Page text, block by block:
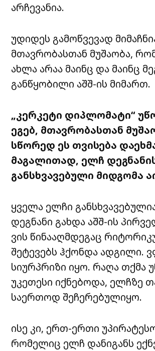
არჩევანია.
უდიდეს გამოწვევად
მთავრობასთან მუშაობა,
ახლა არაა მაინც და მაინც
განწყობილი აშშ-ის მიმართ.
„კერკეტი დიპლომატი“
ეგებ, მთავრობასთან
სწორედ ეს თვისება
მაგალითად, ელჩ
განსხვავებული მიდგომა
ყველა ელჩი
დეგნანი გახდა აშშ-ის
ვის წინააღმდეგაც
შეტევებს ჰქონდა ადგილი.
სიურპრიზი იყო. რაღა თქმა
უკეთესი იქნებოდა, ელჩზე
საერთოდ შეჩერებულიყო.
ისე კი, ერთ-ერთი
რომელიც ელჩ დანიგანს